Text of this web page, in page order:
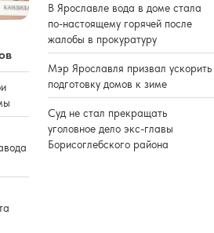
В Ярославле вода в доме стала
по-настоящему горячей после
жалобы в прокуратуру
Мэр Ярославля призвал ускорить
подготовку домов к зиме
Суд не стал прекращать
уголовное дело экс-главы
Борисоглебского района